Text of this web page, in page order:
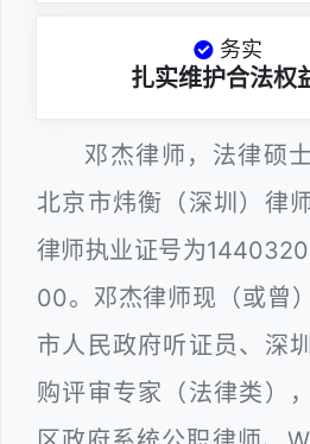
务实
扎实维护合法权
邓杰律师，法律硕
北京市炜衡（深圳）律
律师执业证号为
00。邓杰律师现（或曾
市人民政府听证员、深
购评审专家（法律类）